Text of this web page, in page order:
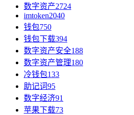
数字资产2724
imtoken2040
钱包750
钱包下载394
数字资产安全188
数字资产管理180
冷钱包133
助记词95
数字经济91
苹果下载73